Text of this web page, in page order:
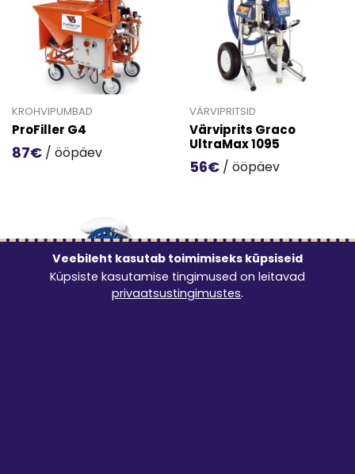
KROHVIPUMBAD
ProFiller G4
87€ / ööpäev
Mine toote 'ProFiller G4' detailinfo lehele.
VÄRVIPRITSID
Värviprits Graco
UltraMax 1095
56€ / ööpäev
Veebileht kasutab toimimiseks küpsiseid
Küpsiste kasutamise tingimused on leitavad
privaatsustingimustes.